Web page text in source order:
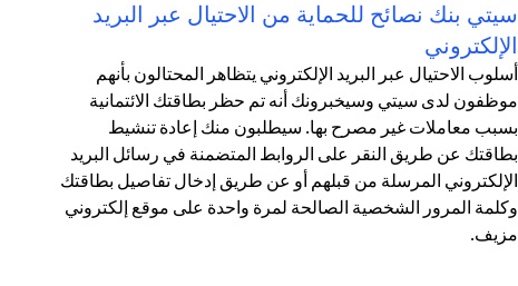
سيتي بنك نصائح للحماية من الاحتيال عبر البريد
الإلكتروني
أسلوب الاحتيال عبر البريد الإلكتروني يتظاهر المحتالون بأنهم
موظفون لدى سيتي وسيخبرونك أنه تم حظر بطاقتك الائتمانية
بسبب معاملات غير مصرح بها. سيطلبون منك إعادة تنشيط
بطاقتك عن طريق النقر على الروابط المتضمنة في رسائل البريد
الإلكتروني المرسلة من قبلهم أو عن طريق إدخال تفاصيل بطاقتك
وكلمة المرور الشخصية الصالحة لمرة واحدة على موقع إلكتروني
مزيف.